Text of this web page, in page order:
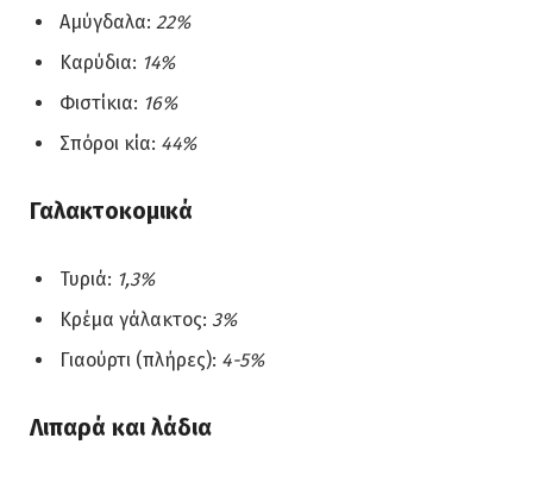
Αμύγδαλα: 22%
Καρύδια: 14%
Φιστίκια: 16%
Σπόροι κία: 44%
Γαλακτοκομικά
Τυριά: 1,3%
Κρέμα γάλακτος: 3%
Γιαούρτι (πλήρες): 4-5%
Λιπαρά και λάδια